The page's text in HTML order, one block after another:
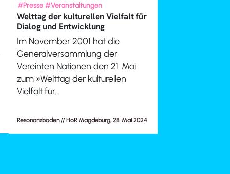
#Presse #Veranstaltungen
Welttag der kulturellen Vielfalt für
Dialog und Entwicklung
Im November 2001 hat die
Generalversammlung der
Vereinten Nationen den 21. Mai
zum »Welttag der kulturellen
Vielfalt für...
Resonanzboden // HoR Magdeburg, 28. Mai 2024